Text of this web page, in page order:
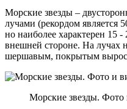
Морские звезды –
лучами (рекордом является
но наиболее характерен 15
внешней стороне. На лучах
шершавым, покрытым
Морские звезды. Фото